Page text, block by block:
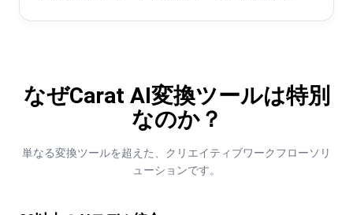
なぜCarat AI変換ツールは特別
なのか？
単なる変換ツールを超えた、クリエイティブワークフローソリ
ューションです。